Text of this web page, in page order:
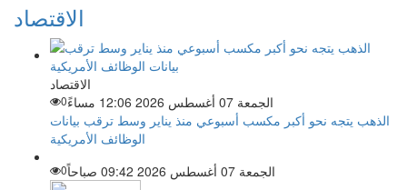
الاقتصاد
الاقتصاد
الجمعة 07 أغسطس 2026 12:06 مساءً
0
الذهب يتجه نحو أكبر مكسب أسبوعي منذ يناير وسط ترقب بيانات
الوظائف الأمريكية
الجمعة 07 أغسطس 2026 09:42 صباحاً
0